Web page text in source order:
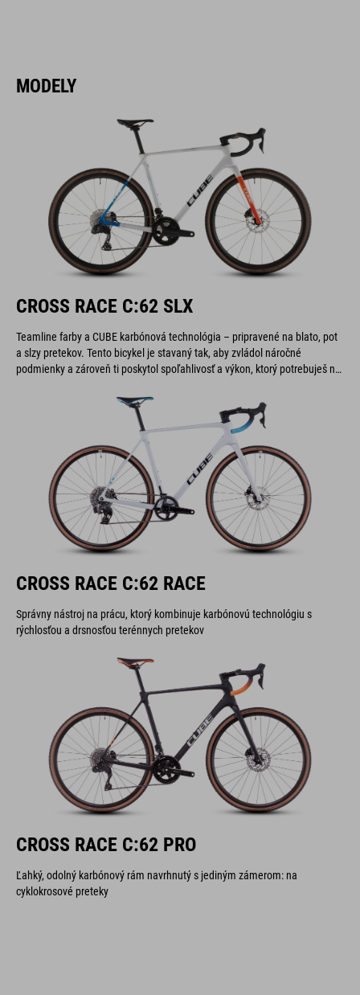
MODELY
CROSS RACE C:62 SLX
Teamline farby a CUBE karbónová technológia – pripravené na blato, pot
a slzy pretekov. Tento bicykel je stavaný tak, aby zvládol náročné
podmienky a zároveň ti poskytol spoľahlivosť a výkon, ktorý potrebuješ na
CROSS RACE C:62 RACE
Správny nástroj na prácu, ktorý kombinuje karbónovú technológiu s
rýchlosťou a drsnosťou terénnych pretekov
CROSS RACE C:62 PRO
Ľahký, odolný karbónový rám navrhnutý s jediným zámerom: na
cyklokrosové preteky